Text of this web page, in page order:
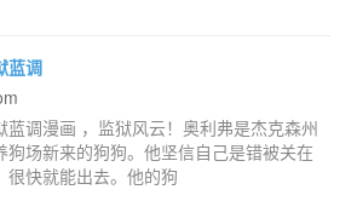
蓝调
蓝调漫画 ，监狱风云！奥利弗是杰克森州
狗场新来的狗狗。他坚信自己是错被关在
很快就能出去。他的狗